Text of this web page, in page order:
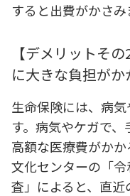
すると出費がかさみ
【デメリットそ
に大きな負担が
生命保険には、病
す。病気やケガで
高額な医療費がか
文化センターの「
査」によると、直